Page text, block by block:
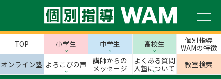
TOP 小学生 中学生 高校生
個別指導
WAMの特徴
オンライン塾 よろこびの声
講師からの
メッセージ
よくある質問
入塾について
教室検索